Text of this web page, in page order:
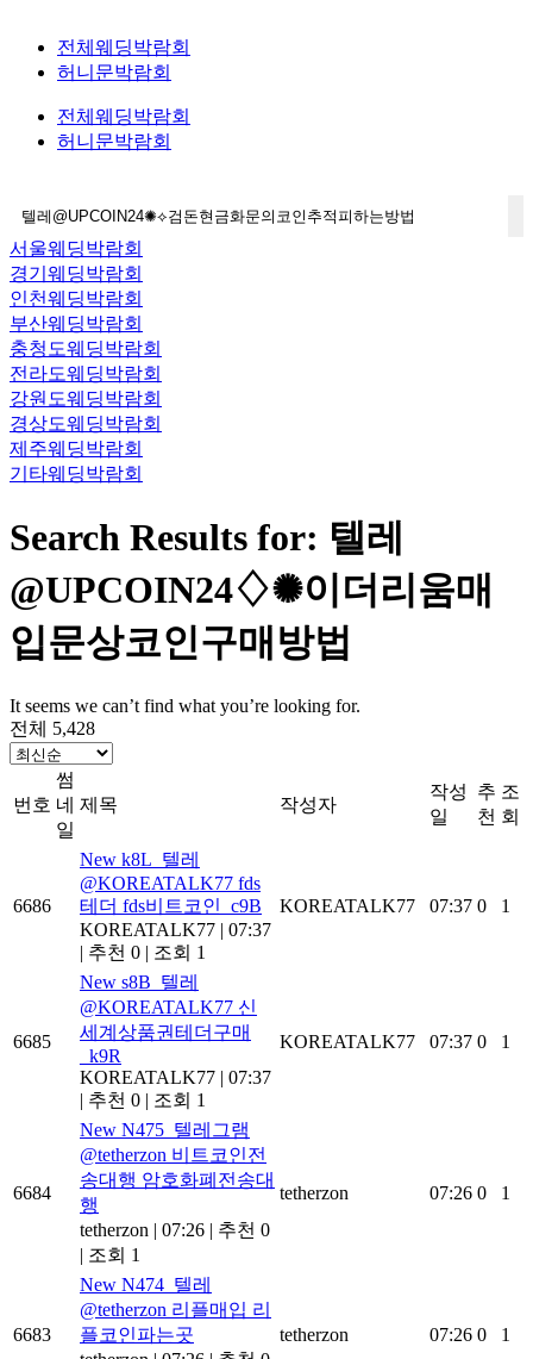
전체웨딩박람회
허니문박람회
전체웨딩박람회
허니문박람회
서울웨딩박람회
경기웨딩박람회
인천웨딩박람회
부산웨딩박람회
충청도웨딩박람회
전라도웨딩박람회
강원도웨딩박람회
경상도웨딩박람회
제주웨딩박람회
기타웨딩박람회
Search Results for: 텔레
@UPCOIN24♢✺이더리움매
입문상코인구매방법
It seems we can’t find what you’re looking for.
전체 5,428
번호
썸
네
일
제목 작성자
작성
일
추
천
조
회
6686
New k8L_텔레
@KOREATALK77 fds
테더 fds비트코인_c9B
KOREATALK77 | 07:37
| 추천 0 | 조회 1
KOREATALK77 07:37 0 1
6685
New s8B_텔레
@KOREATALK77 신
세계상품권테더구매
_k9R
KOREATALK77 | 07:37
| 추천 0 | 조회 1
KOREATALK77 07:37 0 1
6684
New N475_텔레그램
@tetherzon 비트코인전
송대행 암호화폐전송대
행
tetherzon | 07:26 | 추천 0
| 조회 1
tetherzon 07:26 0 1
6683
New N474_텔레
@tetherzon 리플매입 리
플코인파는곳
tetherzon 07:26 0 1